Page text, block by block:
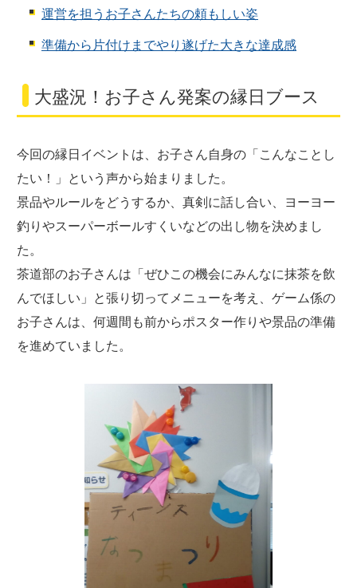
運営を担うお子さんたちの頼もしい姿
準備から片付けまでやり遂げた大きな達成感
大盛況！お子さん発案の縁日ブース
今回の縁日イベントは、お子さん自身の「こんなことし
たい！」という声から始まりました。
景品やルールをどうするか、真剣に話し合い、ヨーヨー
釣りやスーパーボールすくいなどの出し物を決めまし
た。
茶道部のお子さんは「ぜひこの機会にみんなに抹茶を飲
んでほしい」と張り切ってメニューを考え、ゲーム係の
お子さんは、何週間も前からポスター作りや景品の準備
を進めていました。